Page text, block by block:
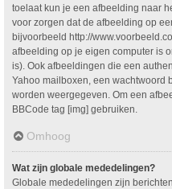
toelaat kun je een afbeelding naar
voor zorgen dat de afbeelding op
bijvoorbeeld http://
afbeelding op je eigen computer is
is). Ook afbeeldingen die een
Yahoo mailboxen, een wachtwoord
worden weergegeven. Om een
BBCode tag [img] gebruiken.
Omhoog
Wat zijn globale mededelingen?
Globale mededelingen zijn